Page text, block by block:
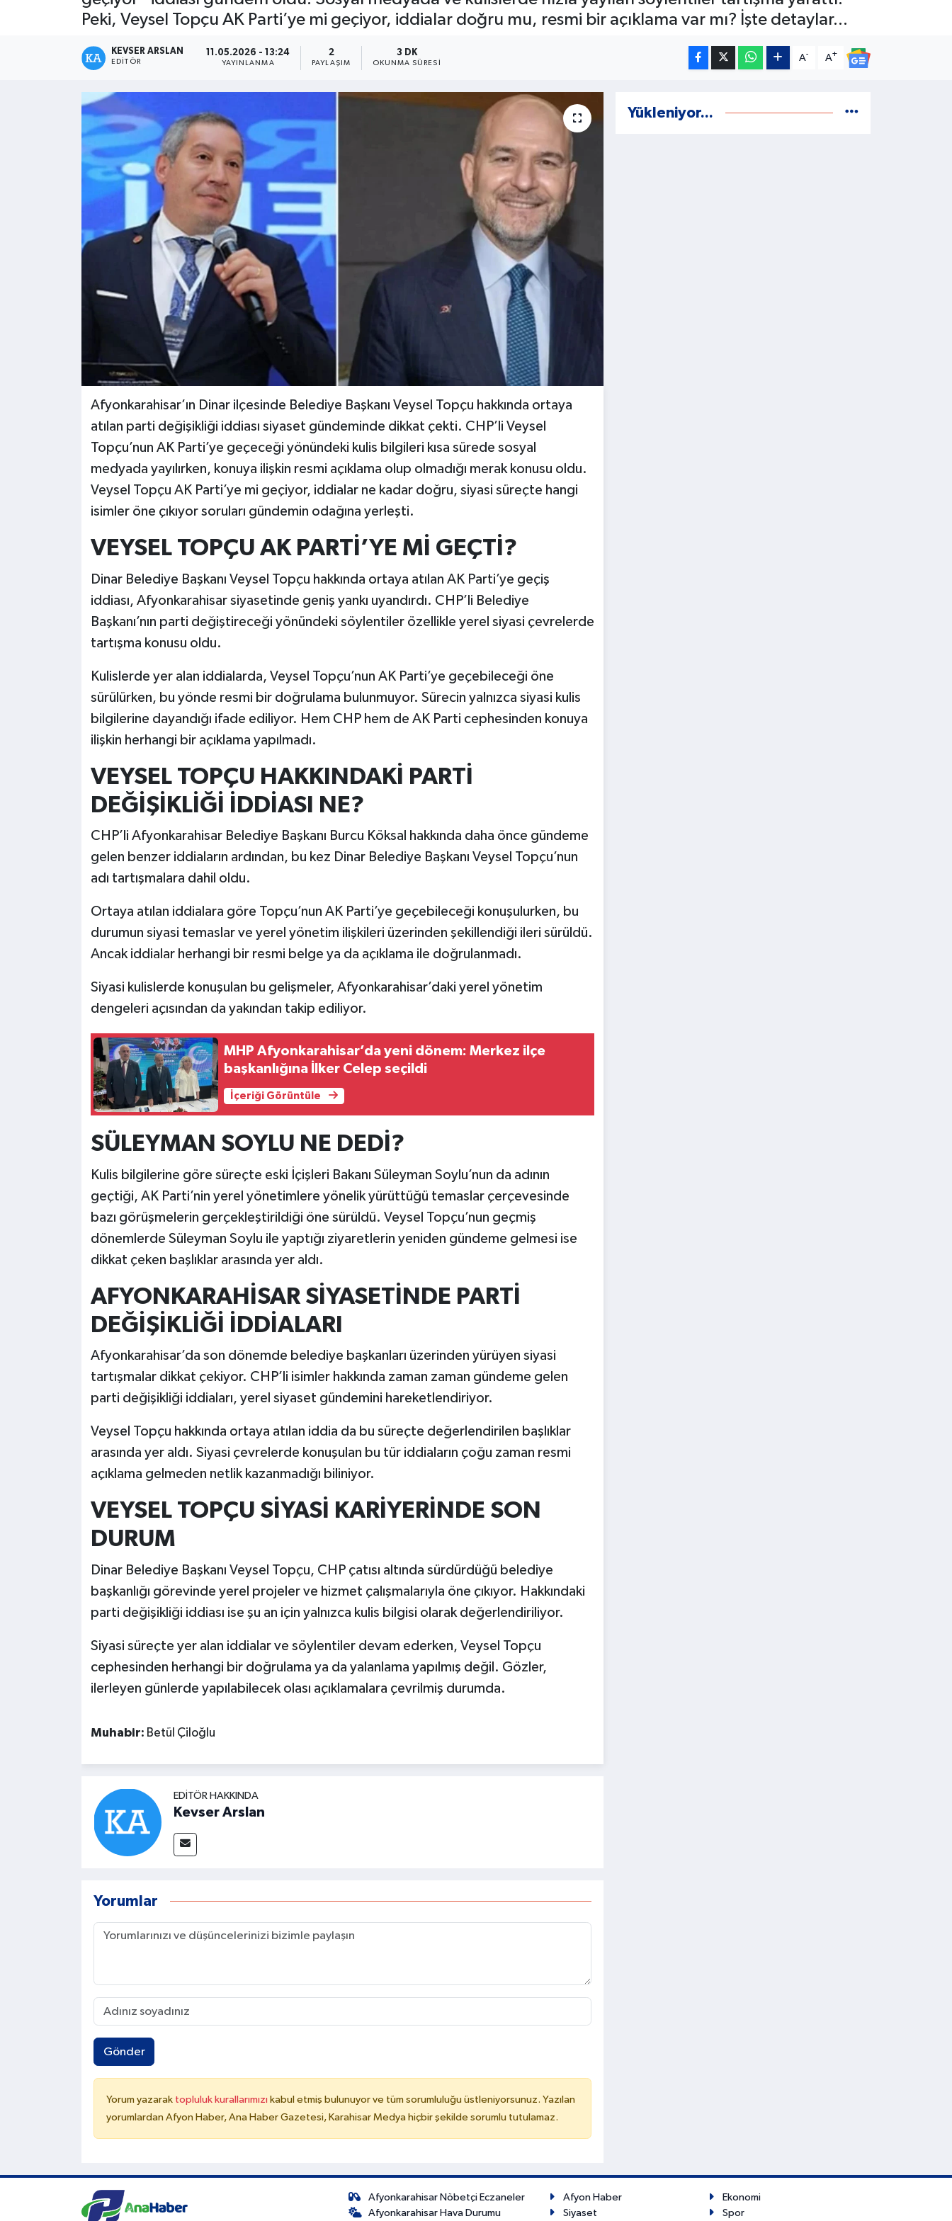
Peki, Veysel Topçu AK Parti’ye mi geçiyor, iddialar doğru mu, resmi bir açıklama var mı? İşte detaylar...
KEVSER ARSLAN
EDITÖR
11.05.2026 - 13:24
YAYINLANMA
2
PAYLAŞIM
3 DK
OKUNMA SÜRESI
A- A+
Afyonkarahisar’ın Dinar ilçesinde Belediye Başkanı Veysel Topçu hakkında ortaya
atılan parti değişikliği iddiası siyaset gündeminde dikkat çekti. CHP’li Veysel
Topçu’nun AK Parti’ye geçeceği yönündeki kulis bilgileri kısa sürede sosyal
medyada yayılırken, konuya ilişkin resmi açıklama olup olmadığı merak konusu oldu.
Veysel Topçu AK Parti’ye mi geçiyor, iddialar ne kadar doğru, siyasi süreçte hangi
isimler öne çıkıyor soruları gündemin odağına yerleşti.
VEYSEL TOPÇU AK PARTİ’YE Mİ GEÇTİ?
Dinar Belediye Başkanı Veysel Topçu hakkında ortaya atılan AK Parti’ye geçiş
iddiası, Afyonkarahisar siyasetinde geniş yankı uyandırdı. CHP’li Belediye
Başkanı’nın parti değiştireceği yönündeki söylentiler özellikle yerel siyasi çevrelerde
tartışma konusu oldu.
Kulislerde yer alan iddialarda, Veysel Topçu’nun AK Parti’ye geçebileceği öne
sürülürken, bu yönde resmi bir doğrulama bulunmuyor. Sürecin yalnızca siyasi kulis
bilgilerine dayandığı ifade ediliyor. Hem CHP hem de AK Parti cephesinden konuya
ilişkin herhangi bir açıklama yapılmadı.
VEYSEL TOPÇU HAKKINDAKİ PARTİ
DEĞİŞİKLİĞİ İDDİASI NE?
CHP’li Afyonkarahisar Belediye Başkanı Burcu Köksal hakkında daha önce gündeme
gelen benzer iddiaların ardından, bu kez Dinar Belediye Başkanı Veysel Topçu’nun
adı tartışmalara dahil oldu.
Ortaya atılan iddialara göre Topçu’nun AK Parti’ye geçebileceği konuşulurken, bu
durumun siyasi temaslar ve yerel yönetim ilişkileri üzerinden şekillendiği ileri sürüldü.
Ancak iddialar herhangi bir resmi belge ya da açıklama ile doğrulanmadı.
Siyasi kulislerde konuşulan bu gelişmeler, Afyonkarahisar’daki yerel yönetim
dengeleri açısından da yakından takip ediliyor.
MHP Afyonkarahisar’da yeni dönem: Merkez ilçe
başkanlığına İlker Celep seçildi
İçeriği Görüntüle
SÜLEYMAN SOYLU NE DEDİ?
Kulis bilgilerine göre süreçte eski İçişleri Bakanı Süleyman Soylu’nun da adının
geçtiği, AK Parti’nin yerel yönetimlere yönelik yürüttüğü temaslar çerçevesinde
bazı görüşmelerin gerçekleştirildiği öne sürüldü. Veysel Topçu’nun geçmiş
dönemlerde Süleyman Soylu ile yaptığı ziyaretlerin yeniden gündeme gelmesi ise
dikkat çeken başlıklar arasında yer aldı.
AFYONKARAHİSAR SİYASETİNDE PARTİ
DEĞİŞİKLİĞİ İDDİALARI
Afyonkarahisar’da son dönemde belediye başkanları üzerinden yürüyen siyasi
tartışmalar dikkat çekiyor. CHP’li isimler hakkında zaman zaman gündeme gelen
parti değişikliği iddiaları, yerel siyaset gündemini hareketlendiriyor.
Veysel Topçu hakkında ortaya atılan iddia da bu süreçte değerlendirilen başlıklar
arasında yer aldı. Siyasi çevrelerde konuşulan bu tür iddiaların çoğu zaman resmi
açıklama gelmeden netlik kazanmadığı biliniyor.
VEYSEL TOPÇU SİYASİ KARİYERİNDE SON
DURUM
Dinar Belediye Başkanı Veysel Topçu, CHP çatısı altında sürdürdüğü belediye
başkanlığı görevinde yerel projeler ve hizmet çalışmalarıyla öne çıkıyor. Hakkındaki
parti değişikliği iddiası ise şu an için yalnızca kulis bilgisi olarak değerlendiriliyor.
Siyasi süreçte yer alan iddialar ve söylentiler devam ederken, Veysel Topçu
cephesinden herhangi bir doğrulama ya da yalanlama yapılmış değil. Gözler,
ilerleyen günlerde yapılabilecek olası açıklamalara çevrilmiş durumda.
Muhabir: Betül Çiloğlu
EDITÖR HAKKINDA
Kevser Arslan
Yorumlar
Gönder
Yorum yazarak topluluk kurallarımızı kabul etmiş bulunuyor ve tüm sorumluluğu üstleniyorsunuz. Yazılan
yorumlardan Afyon Haber, Ana Haber Gazetesi, Karahisar Medya hiçbir şekilde sorumlu tutulamaz.
Yükleniyor...
Afyonkarahisar Nöbetçi Eczaneler
Afyonkarahisar Hava Durumu
Afyon Haber
Ekonomi
Siyaset
Spor
Kültür - Sanat